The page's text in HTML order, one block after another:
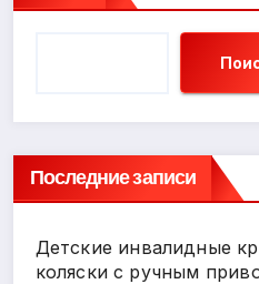
Последние записи
Детские инвалидные
коляски с ручным